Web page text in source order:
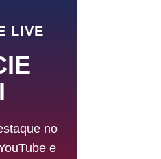
LIVE
no
e